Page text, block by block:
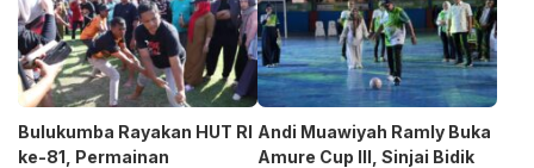
Bulukumba Rayakan HUT RI
ke-81, Permainan
Andi Muawiyah Ramly Buka
Amure Cup III, Sinjai Bidik